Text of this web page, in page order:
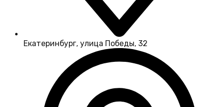
Екатеринбург, улица Победы, 32